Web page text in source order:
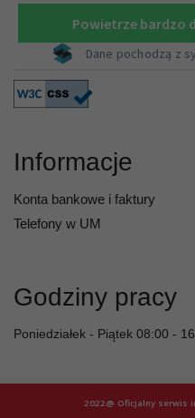
Informacje
Konta bankowe i faktury
Telefony w UM
Godziny pracy
Poniedziałek - Piątek 08:00 -
2022@ Oficjalny serwis